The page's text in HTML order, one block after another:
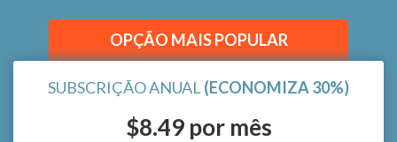
OPÇÃO MAIS POPULAR
SUBSCRIÇÃO ANUAL (ECONOMIZA 30%)
$8.49por mês
cobrado.